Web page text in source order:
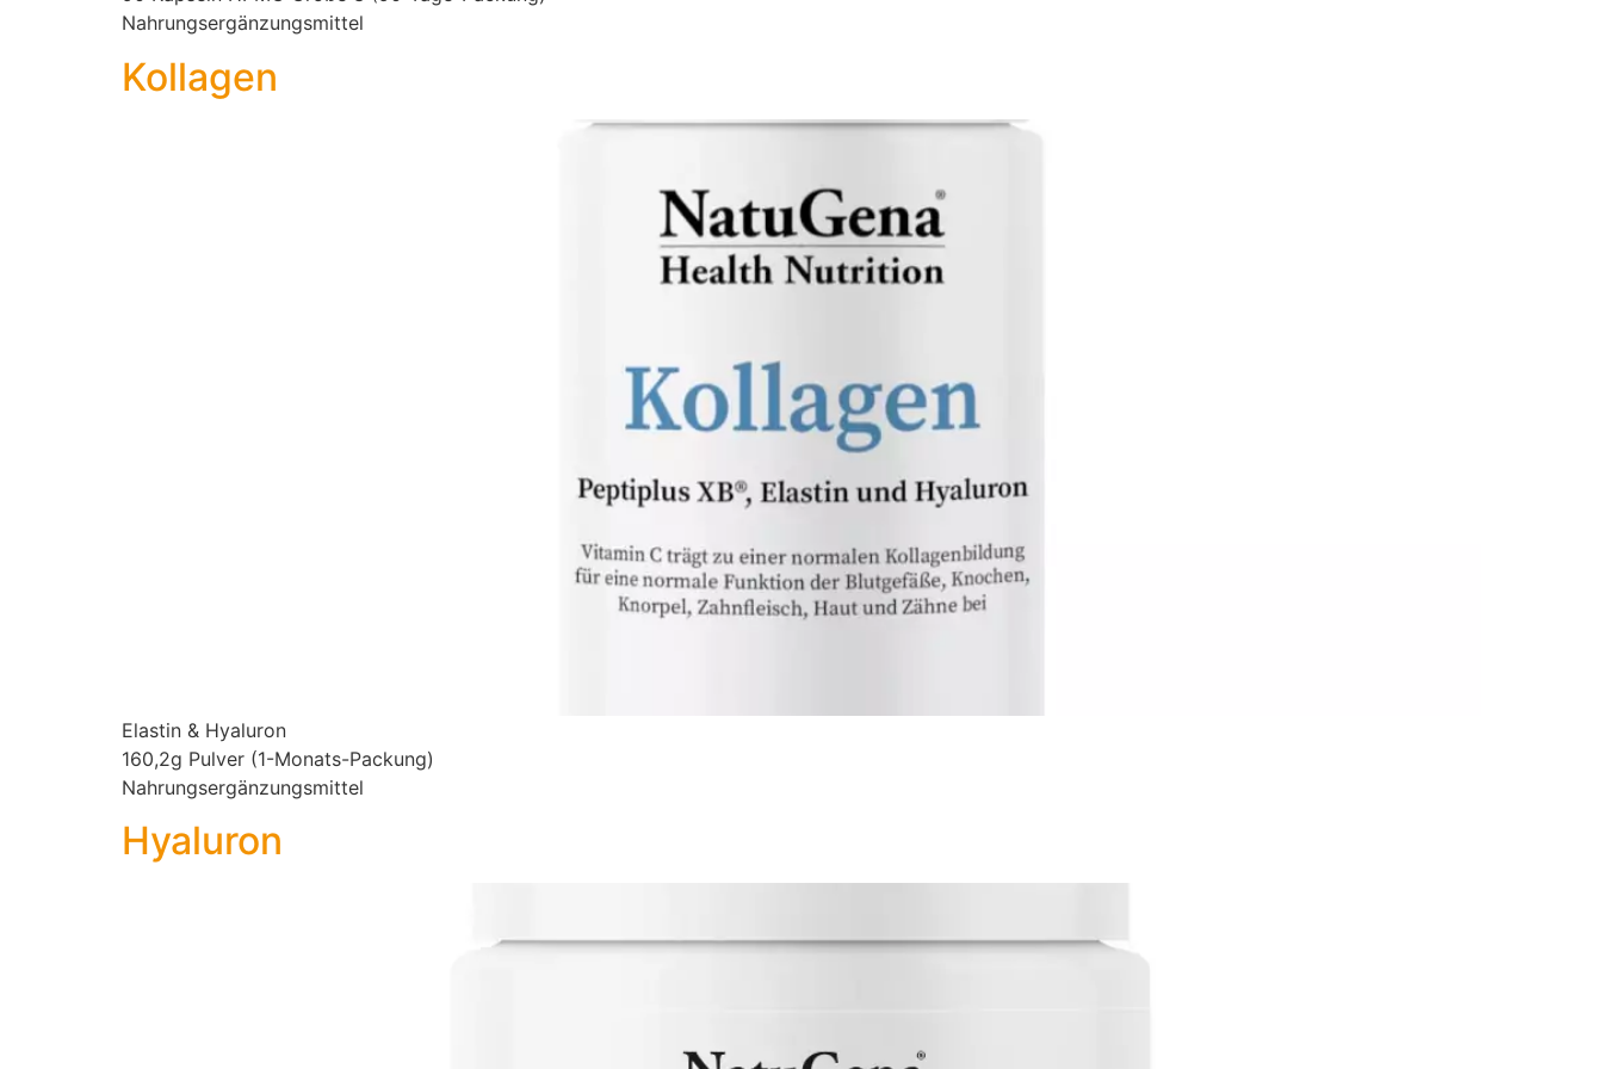
Nahrungsergänzungsmittel
Kollagen
Elastin & Hyaluron
160,2g Pulver (1-Monats-Packung)
Nahrungsergänzungsmittel
Hyaluron